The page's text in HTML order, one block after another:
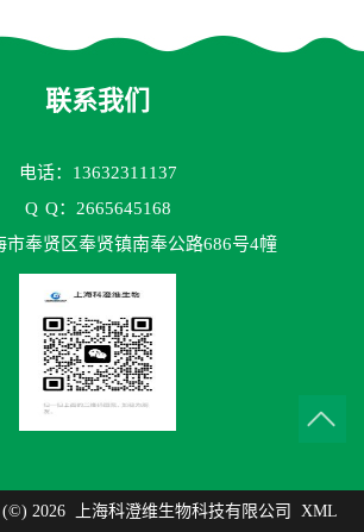
联系我们
电话：13632311137
Q Q：2665645168
市奉贤区奉贤镇南奉公路686号4幢
(©) 2026 上海科澄维生物科技有限公司
XML